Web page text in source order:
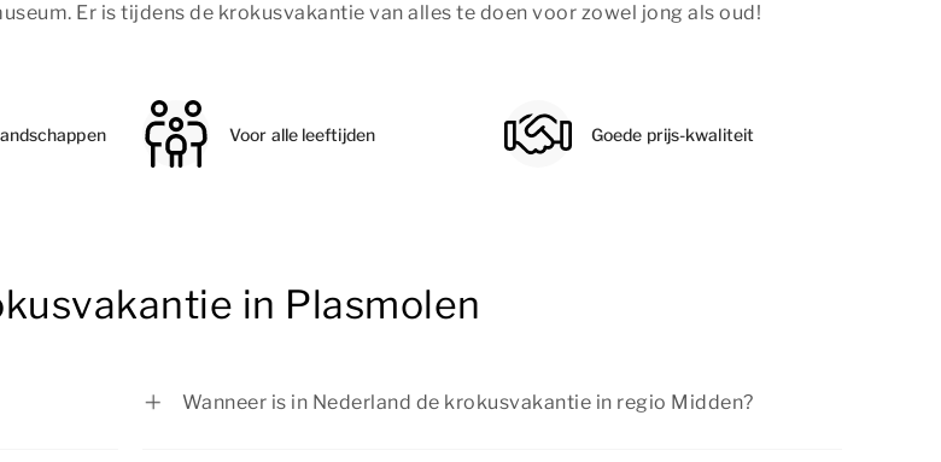
Er is tijdens de krokusvakantie van alles te doen voor zowel jong als oud!
Voor alle leeftijden Goede prijs-kwaliteit
in Plasmolen
Wanneer is in Nederland de krokusvakantie in regio Midden?